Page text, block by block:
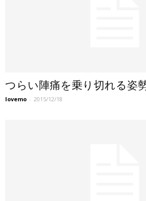
つらい陣痛を乗り切れる姿
lovemo - 2015/12/18